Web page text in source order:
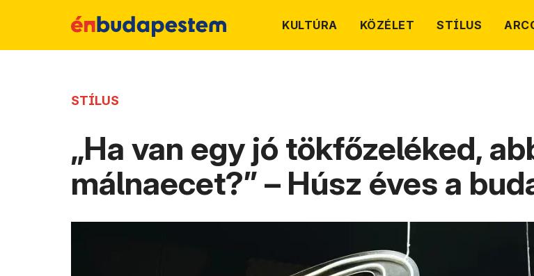
KULTÚRA KÖZÉLET STÍLUS
STÍLUS
„Ha van egy jó tökfőzeléked,
málnaecet?” – Húsz éves a